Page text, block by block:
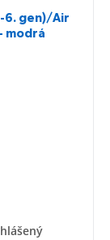
6. gen)/Air
modrá